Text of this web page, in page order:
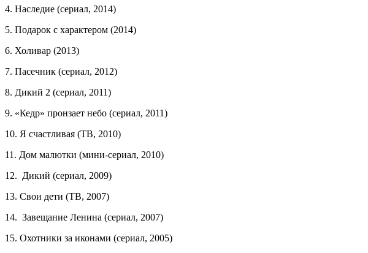
4. Наследие (сериал, 2014)
5. Подарок с характером (2014)
6. Холивар (2013)
7. Пасечник (сериал, 2012)
8. Дикий 2 (сериал, 2011)
9. «Кедр» пронзает небо (сериал, 2011)
10. Я счастливая (ТВ, 2010)
11. Дом малютки (мини-сериал, 2010)
12. Дикий (сериал, 2009)
13. Свои дети (ТВ, 2007)
14. Завещание Ленина (сериал, 2007)
15. Охотники за иконами (сериал, 2005)